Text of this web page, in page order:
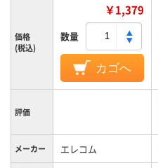
価格
(税込)
￥1,379
数量
カゴへ
評価
メーカー エレコム